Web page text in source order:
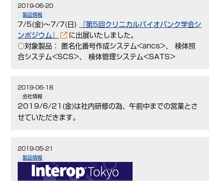
2019-06-20
製品情報
7/5(金)～7/7(日)
『第5回クリニカルバイオバンク学会シ
ンポジウム』
に出展いたしました。
○対象製品： 匿名化番号作成システム<ancs>、 検体照
合システム<SCS>、 検体管理システム<SATS>
2019-06-18
会社情報
2019/6/21(金)は社内研修の為、午前中までの営業とさ
せていただきます。
2019-05-21
製品情報